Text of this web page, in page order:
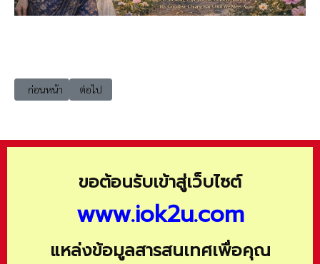
เนื้อหาก่อนหน้า: 202504-chainrai03 ดอกไม้งามทั่วเมืองเชียงราย
ก่อนหน้า เนื้อหาถัดไป: 202504-chainrai05 ภูชี้ฟ้า (Phu Chi Fa)
ต่อไป
ขอต้อนรับเข้าสู่เว็บไซต์
www.iok2u.com
แหล่งข้อมูลสารสนเทศเพื่อคุณ